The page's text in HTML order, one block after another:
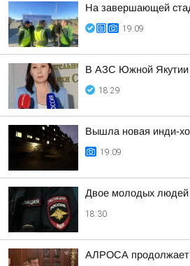
На завершающей
19:09
В АЗС Южной Якутии
18:29
Вышла новая инди-
19:09
Двое молодых людей
18:30
АЛРОСА продолжает